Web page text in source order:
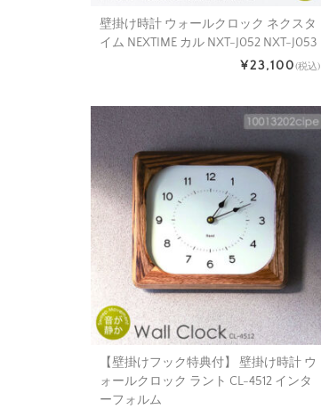
壁掛け時計 ウォールクロック ネクスタ
イム NEXTIME カル NXT-J052 NXT-J053
¥23,100(税込)
【壁掛けフック特典付】 壁掛け時計 ウ
ォールクロック ラント CL-4512 インタ
ーフォルム